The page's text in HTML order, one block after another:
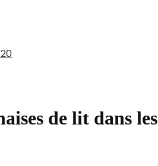
de lit dans les